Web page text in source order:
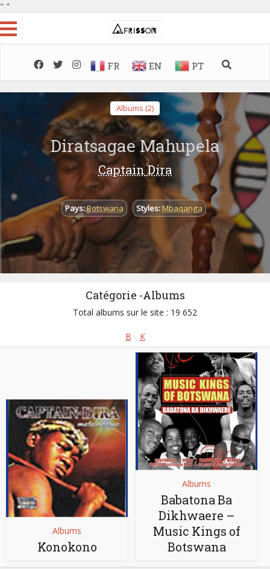
" "
FR EN PT
Albums (2)
Diratsagae Mahupela
Captain Dira
Pays:Botswana Styles:Mbaqanga
Catégorie -Albums
Total albums sur le site : 19 652
B K
Albums
Konokono
Albums
Babatona Ba
Dikhwaere –
Music Kings of
Botswana